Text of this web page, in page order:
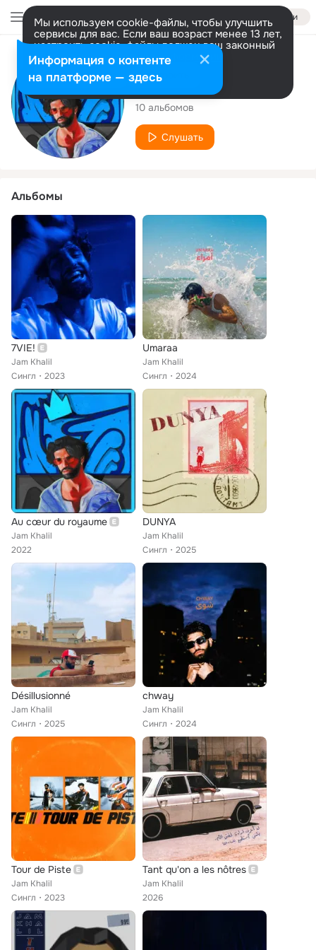
Войти
Мы используем cookie-файлы, чтобы улучшить
сервисы для вас. Если ваш возраст менее 13 лет,
настроить cookie-файлы должен ваш законный
представитель. Больше информации
Разрешить все Настроить
Исполнитель
Jam Khalil
10 альбомов
Слушать
Альбомы
7VIE!
Jam Khalil
Сингл
2023
Umaraa
Jam Khalil
Сингл
2024
Au cœur du royaume
Jam Khalil
2022
DUNYA
Jam Khalil
Сингл
2025
Désillusionné
Jam Khalil
Сингл
2025
chway
Jam Khalil
Сингл
2024
Tour de Piste
Jam Khalil
Сингл
2023
Tant qu'on a les nôtres
Jam Khalil
2026
Информация о контенте
на платформе — здесь